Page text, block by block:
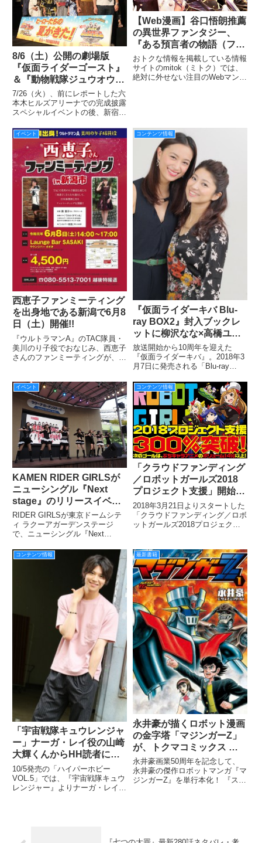
8/6（土）公開の劇場版
『仮面ライダーゴースト』
＆『動物戦隊ジュウオウジ
ャー』完成披露上映会＆舞
台挨拶レポート！
7/26（火）、前にレポートした六
本木ヒルズアリーナでの完成披露
スペシャルイベントの後、新宿バ
ゴースト １００の眼魂とゴース
ト運命の瞬間』＆『劇場版 動物
戦隊ジュウオウジャー ドキドキ
サーカスパニック！』の完
【Web漫画】谷口悟朗推薦
の異世界ファンタジー、
『ある預言者の物語（フィ
クション）』は裏サンデー
連載の期待作！
おトクな情報を掲載している情報
サイトのmitok（ミトク）では、
絶対に外せない注目のWebマンガ
イベント
西恵子ファンミーティング
を出身地である新潟で6月8
日（土）開催!!
『ウルトラマンA』のTAC隊員・
美川のり子役でおなじみ、西恵子
さんのファンミーティングが、彼
ます。
コンテンツ情報
『仮面ライダーキバ Blu-
ray BOX2』封入ブックレ
ットに柳沢なな×高橋ユウ
のスペシャル対談が掲載決
定！
放送開始から10周年を迎えた
『仮面ライダーキバ』。2018年3
月7日に発売される「Blu-ray
トに、本作のWヒロイン・柳沢な
なさん（麻生恵 役）と高橋ユウ
さん（当時：優）（麻生ゆり
役）のスペシャル対談が
イベント
KAMEN RIDER GIRLSが
ニューシングル『Next
stage』のリリースイベン
トを開催！
RIDER GIRLSが東京ドームシテ
ィ ラクーアガーデンステージ
で、ニューシングル『Next
ベントを開催！ １月24日で卒
業する２人のメンバー、昨年11
月に加わったメンバー、計７人の
メンバー構成によるK
コンテンツ情報
「クラウドファンディング
／ロボットガールズ2018
プロジェクト支援」開始わ
ずか1時間20分で第一目標
を達成！ さらに第二目標
＆追加リターンを発表！
2018年3月21日よりスタートした
「クラウドファンディング／ロボ
ットガールズ2018プロジェクト
標150万円を超スピード達成！
現時点で目標の350％、実に
5,255,500円
コンテンツ情報
「宇宙戦隊キュウレンジャ
ー」ナーガ・レイ役の山崎
大輝くんからHH読者にス
ペシャルメッセージです！
10/5発売の「ハイパーホビー
VOL.5」では、『宇宙戦隊キュウ
レンジャー』よりナーガ・レイ／
最新書籍
永井豪が描くロボット漫画
の金字塔「マジンガーZ」
が、トクマコミックス ハ
イパーホビー第1弾として
2018年1/10（水）に全3巻
同時発売！！！
永井豪画業50周年を記念して、
永井豪の傑作ロボットマンガ『マ
ジンガーZ』を単行本化！ 『スー